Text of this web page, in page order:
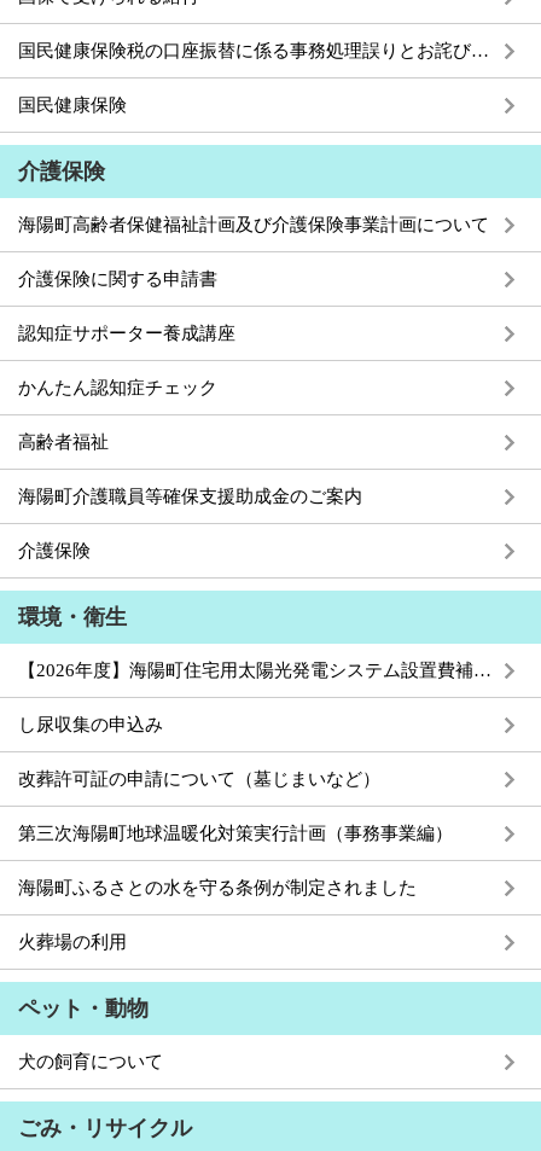
国民健康保険税の口座振替に係る事務処理誤りとお詫びについて
国民健康保険
介護保険
海陽町高齢者保健福祉計画及び介護保険事業計画について
介護保険に関する申請書
認知症サポーター養成講座
かんたん認知症チェック
高齢者福祉
海陽町介護職員等確保支援助成金のご案内
介護保険
環境・衛生
【2026年度】海陽町住宅用太陽光発電システム設置費補助金について
し尿収集の申込み
改葬許可証の申請について（墓じまいなど）
第三次海陽町地球温暖化対策実行計画（事務事業編）
海陽町ふるさとの水を守る条例が制定されました
火葬場の利用
ペット・動物
犬の飼育について
ごみ・リサイクル